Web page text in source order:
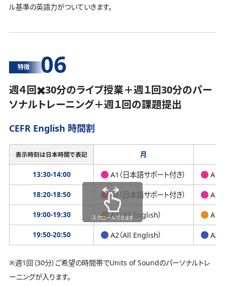
ル基準の英語力がついていきます。
特徴 06
週４回✖️30分のライブ授業＋週１回30分のパー
ソナルトレーニング＋週１回の課題提出
CEFR English 時間割
表示時刻は日本時間で表記 月
13:30-14:00 A1（日本語サポート付き） A1
18:20-18:50 A1（日本語サポート付き） A1
19:00-19:30 A1（All English） A1
19:50-20:50 A2（All English） A2
スクロールできます
※週1回（30分）ご希望の時間帯でUnits of Soundのパーソナルトレ
ーニングが入ります。